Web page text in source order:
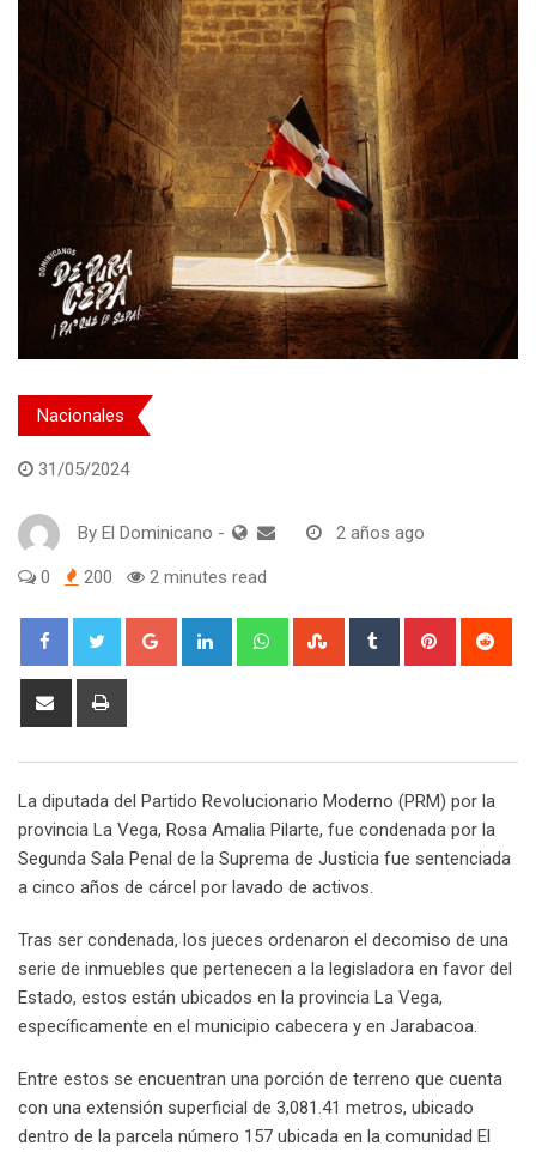
Nacionales
31/05/2024
By El Dominicano - 2 años ago
0 200 2 minutes read
Google+ LinkedIn WhatsappStumbleUpon
Tumblr Pinterest
Share
La diputada del Partido Revolucionario Moderno (PRM) por la
provincia La Vega, Rosa Amalia Pilarte, fue condenada por la
Segunda Sala Penal de la Suprema de Justicia fue sentenciada
a cinco años de cárcel por lavado de activos.
Tras ser condenada, los jueces ordenaron el decomiso de una
serie de inmuebles que pertenecen a la legisladora en favor del
Estado, estos están ubicados en la provincia La Vega,
específicamente en el municipio cabecera y en Jarabacoa.
Entre estos se encuentran una porción de terreno que cuenta
con una extensión superficial de 3,081.41 metros, ubicado
dentro de la parcela número 157 ubicada en la comunidad El